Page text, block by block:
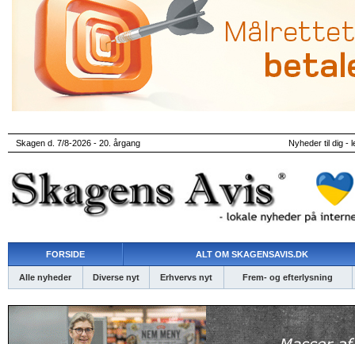
Skagen d. 7/8-2026 - 20. årgang Nyheder til dig -
FORSIDE ALT OM SKAGENSAVIS.DK
Alle nyheder Diverse nyt Erhvervs nyt Frem- og efterlysning